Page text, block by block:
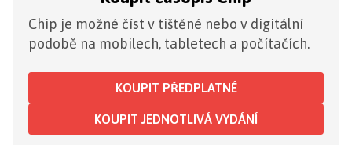
Chip je možné číst v tištěné nebo v digitální
podobě na mobilech, tabletech a počítačích.
KOUPIT PŘEDPLATNÉ
KOUPIT JEDNOTLIVÁ VYDÁNÍ